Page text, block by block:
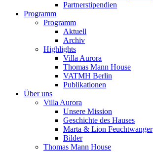
Partnerstipendien
Programm
Programm
Aktuell
Archiv
Highlights
Villa Aurora
Thomas Mann House
VATMH Berlin
Publikationen
Über uns
Villa Aurora
Unsere Mission
Geschichte des Hauses
Marta & Lion Feuchtwanger
Bilder
Thomas Mann House